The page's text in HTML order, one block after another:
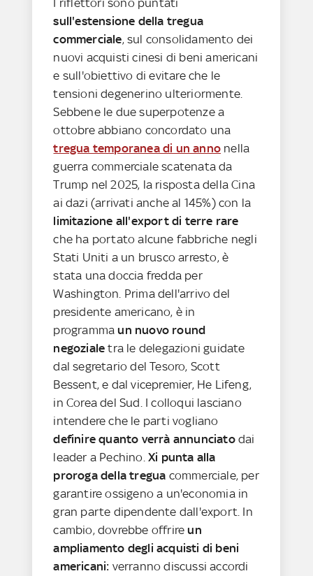
sull'estensione della tregua
commerciale, sul consolidamento dei
nuovi acquisti cinesi di beni americani
e sull'obiettivo di evitare che le
tensioni degenerino ulteriormente.
Sebbene le due superpotenze a
ottobre abbiano concordato una
tregua temporanea di un anno nella
guerra commerciale scatenata da
Trump nel 2025, la risposta della Cina
ai dazi (arrivati anche al 145%) con la
limitazione all'export di terre rare
che ha portato alcune fabbriche negli
Stati Uniti a un brusco arresto, è
stata una doccia fredda per
Washington. Prima dell'arrivo del
presidente americano, è in
programmaun nuovo round
negozialetra le delegazioni guidate
dal segretario del Tesoro, Scott
Bessent, e dal vicepremier, He Lifeng,
in Corea del Sud. I colloqui lasciano
intendere che le parti vogliano
definire quanto verrà annunciatodai
leader a Pechino.Xi punta alla
proroga della tregua commerciale, per
garantire ossigeno a un'economia in
gran parte dipendente dall'export. In
cambio, dovrebbe offrireun
ampliamento degli acquisti di beni
americani: verranno discussi accordi